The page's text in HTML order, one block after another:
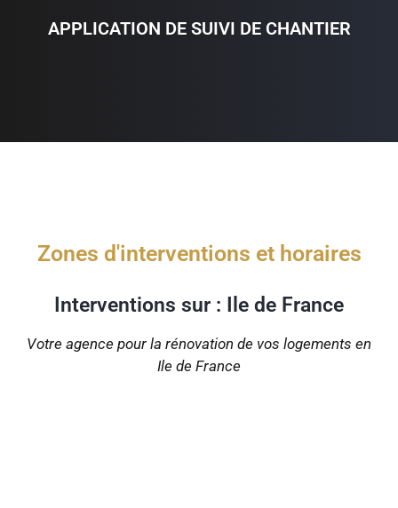
APPLICATION DE SUIVI DE CHANTIER
Zones d'interventions et horaires
Interventions sur : Ile de France
Votre agence pour la rénovation de vos logements en
Ile de France